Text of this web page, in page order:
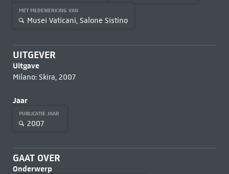
MET MEDEWERKING VAN
Musei Vaticani, Salone Sistino
UITGEVER
Uitgave
Milano: Skira, 2007
Jaar
PUBLICATIE JAAR
2007
GAAT OVER
Onderwerp